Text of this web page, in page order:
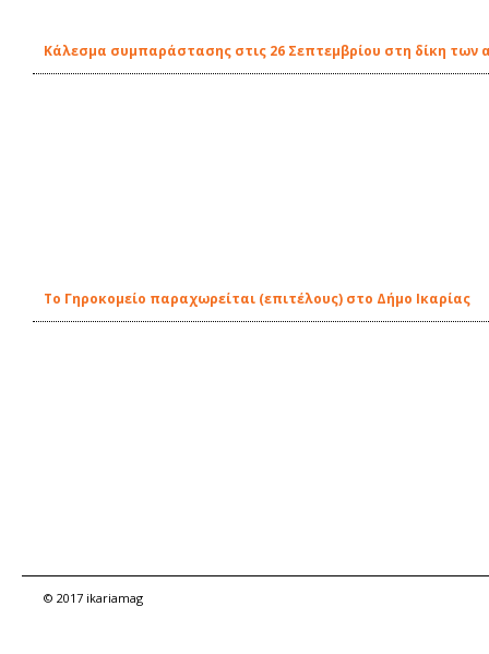
Κάλεσμα συμπαράστασης στις 26 Σεπτεμβρίου στη δίκη των
To Γηροκομείο παραχωρείται (επιτέλους) στο Δήμο Ικαρίας
© 2017 ikariamag